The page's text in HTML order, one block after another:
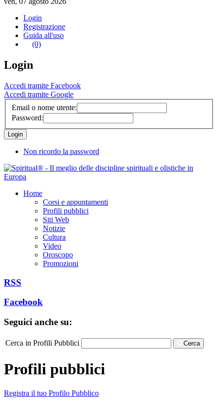
Login
Registrazione
Guida all'uso
(0)
Login
Accedi tramite Facebook
Accedi tramite Google
Email o nome utente:
Password:
Non ricordo la password
Home
Corsi e appuntamenti
Profili pubblici
Siti Web
Notizie
Cultura
Video
Oroscopo
Promozioni
RSS
Facebook
Seguici anche su:
Cerca in Profili Pubblici Cerca
Profili pubblici
Registra il tuo Profilo Pubblico